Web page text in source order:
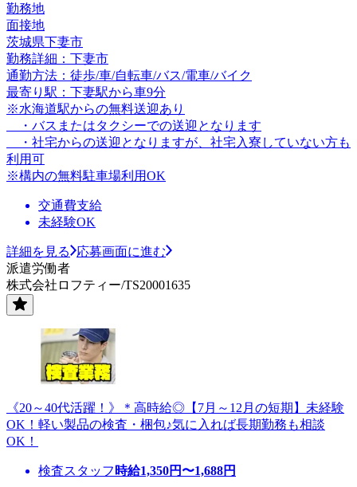
勤務地
面接地
茨城県下妻市
勤務詳細：下妻市
通勤方法：徒歩/車/自転車/バス/電車/バイク
最寄り駅：下妻駅から車9分
※水海道駅からの無料送迎あり
・バスまたはタクシーでの送迎となります
・社宅からの送迎となりますが、社宅入寮していない方も
利用可
※構内の無料駐車場利用OK
交通費支給
未経験OK
詳細を見る
応募画面に進む
派遣労働者
株式会社ロフティー/TS20001635
《20～40代活躍！》＊高時給◎【7月～12月の短期】未経験
OK！軽い製品の検査・梱包♪気に入れば長期勤務も相談
OK！
検査スタッフ 時給1,350円〜1,688円